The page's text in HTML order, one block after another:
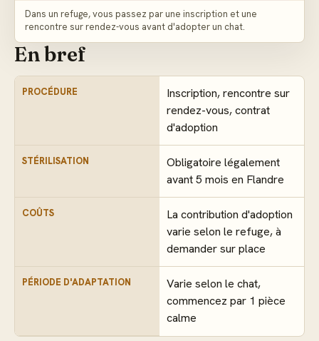
Dans un refuge, vous passez par une inscription et une
rencontre sur rendez-vous avant d'adopter un chat.
En bref
PROCÉDURE
Inscription, rencontre sur
rendez-vous, contrat
d'adoption
STÉRILISATION
Obligatoire légalement
avant 5 mois en Flandre
COÛTS
La contribution d'adoption
varie selon le refuge, à
demander sur place
PÉRIODE D'ADAPTATION
Varie selon le chat,
commencez par 1 pièce
calme